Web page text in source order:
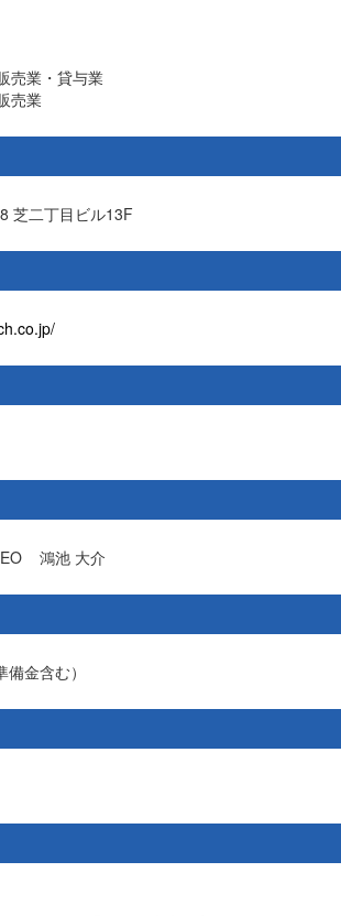
売業・貸与業
売業
芝二丁目ビル13F
鴻池 大介
金含む）